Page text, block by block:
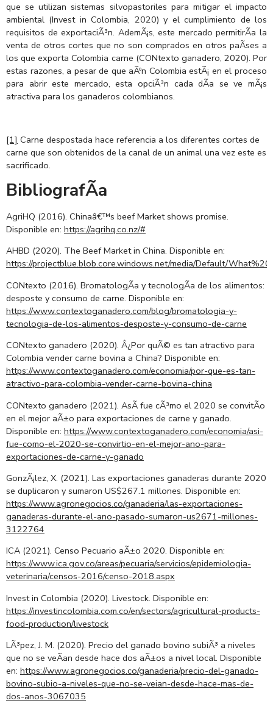
que se utilizan sistemas silvopastoriles para mitigar el impacto
ambiental (Invest in Colombia, 2020) y el cumplimiento de los
requisitos de exportaciÃ³n. AdemÃ¡s, este mercado permitirÃ­a la
venta de otros cortes que no son comprados en otros paÃ­ses a
los que exporta Colombia carne (CONtexto ganadero, 2020). Por
estas razones, a pesar de que aÃºn Colombia estÃ¡ en el proceso
para abrir este mercado, esta opciÃ³n cada dÃ­a se ve mÃ¡s
atractiva para los ganaderos colombianos.
[1] Carne despostada hace referencia a los diferentes cortes de
carne que son obtenidos de la canal de un animal una vez este es
sacrificado.
BibliografÃ­a
AgriHQ (2016). Chinaâ€™s beef Market shows promise.
Disponible en: https://agrihq.co.nz/#
AHBD (2020). The Beef Market in China. Disponible en:
https://projectblue.blob.core.windows.net/media/Default/
CONtexto (2016). BromatologÃ­a y tecnologÃ­a de los alimentos:
desposte y consumo de carne. Disponible en:
https://www.contextoganadero.com/blog/bromatologia-y-
tecnologia-de-los-alimentos-desposte-y-consumo-de-carne
CONtexto ganadero (2020). Â¿Por quÃ© es tan atractivo para
Colombia vender carne bovina a China? Disponible en:
https://www.contextoganadero.com/economia/por-que-es-tan-
atractivo-para-colombia-vender-carne-bovina-china
CONtexto ganadero (2021). AsÃ­ fue cÃ³mo el 2020 se convitÃ­o
en el mejor aÃ±o para exportaciones de carne y ganado.
Disponible en: https://www.contextoganadero.com/economia/asi-
fue-como-el-2020-se-convirtio-en-el-mejor-ano-para-
exportaciones-de-carne-y-ganado
GonzÃ¡lez, X. (2021). Las exportaciones ganaderas durante 2020
se duplicaron y sumaron US$267.1 millones. Disponible en:
https://www.agronegocios.co/ganaderia/las-exportaciones-
ganaderas-durante-el-ano-pasado-sumaron-us2671-millones-
3122764
ICA (2021). Censo Pecuario aÃ±o 2020. Disponible en:
https://www.ica.gov.co/areas/pecuaria/servicios/epidemiologia-
veterinaria/censos-2016/censo-2018.aspx
Invest in Colombia (2020). Livestock. Disponible en:
https://investincolombia.com.co/en/sectors/agricultural-products-
food-production/livestock
LÃ³pez, J. M. (2020). Precio del ganado bovino subiÃ³ a niveles
que no se veÃ­an desde hace dos aÃ±os a nivel local. Disponible
en: https://www.agronegocios.co/ganaderia/precio-del-ganado-
bovino-subio-a-niveles-que-no-se-veian-desde-hace-mas-de-
dos-anos-3067035